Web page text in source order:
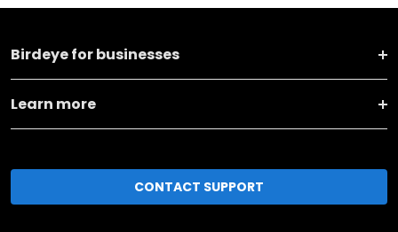
Birdeye for businesses
Learn more
CONTACT SUPPORT